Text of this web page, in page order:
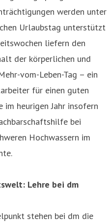
werden unter
Urlaubstag unterstützt
liefern den
der körperlichen und
vom-Leben-Tag – ein
für einen guten
im heurigen Jahr insofern
bei
Hochwassern im
Lehre bei dm
stehen bei dm die